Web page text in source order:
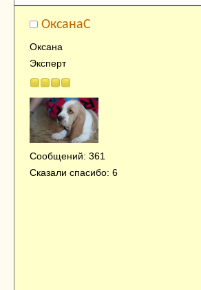
ОксанаC
Оксана
Эксперт
Сообщений: 361
Сказали спасибо: 6